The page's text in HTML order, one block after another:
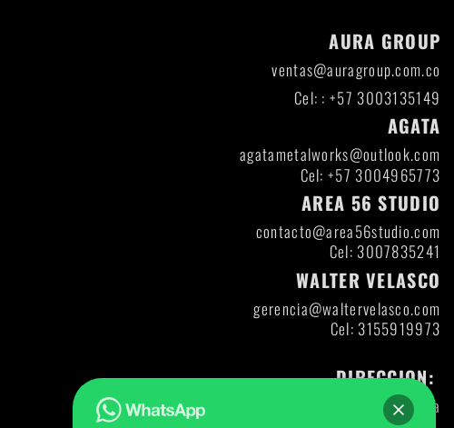
AURA GROUP
ventas@auragroup.com.co
Cel: : +57 3003135149
AGATA
agatametalworks@outlook.com
Cel: +57 3004965773
AREA 56 STUDIO
contacto@area56studio.com
Cel: 3007835241
WALTER VELASCO
gerencia@waltervelasco.com
Cel: 3155919973
DIRECCION:
Itagui- Antioquia